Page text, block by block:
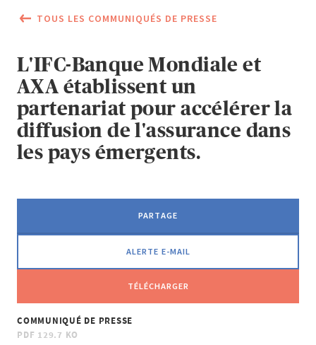
TOUS LES COMMUNIQUÉS DE PRESSE
L'IFC-Banque Mondiale et
AXA établissent un
partenariat pour accélérer la
diffusion de l'assurance dans
les pays émergents.
PARTAGE
ALERTE E-MAIL
TÉLÉCHARGER
COMMUNIQUÉ DE PRESSE
PDF 129.7 KO